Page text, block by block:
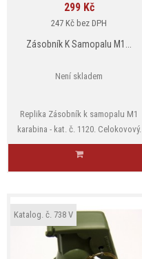
Cena
299 Kč
247 Kč bez DPH
Zásobník K Samopalu M1...
Není skladem
Replika Zásobník k samopalu M1
karabina - kat. č. 1120. Celokovový.
Katalog. č. 738 V